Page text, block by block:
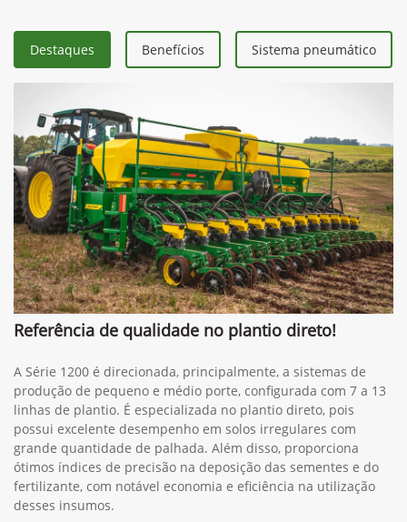
Destaques Benefícios Sistema pneumático
Referência de qualidade no plantio direto!
A Série 1200 é direcionada, principalmente, a sistemas de
produção de pequeno e médio porte, configurada com 7 a 13
linhas de plantio. É especializada no plantio direto, pois
possui excelente desempenho em solos irregulares com
grande quantidade de palhada. Além disso, proporciona
ótimos índices de precisão na deposição das sementes e do
fertilizante, com notável economia e eficiência na utilização
desses insumos.